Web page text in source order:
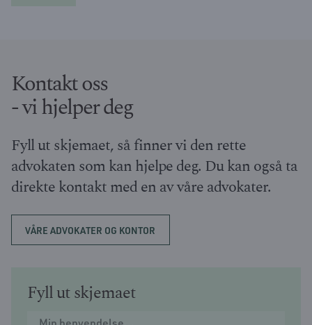
Kontakt oss
- vi hjelper deg
Fyll ut skjemaet, så finner vi den rette
advokaten som kan hjelpe deg. Du kan også ta
direkte kontakt med en av våre advokater.
VÅRE ADVOKATER OG KONTOR
Fyll ut skjemaet